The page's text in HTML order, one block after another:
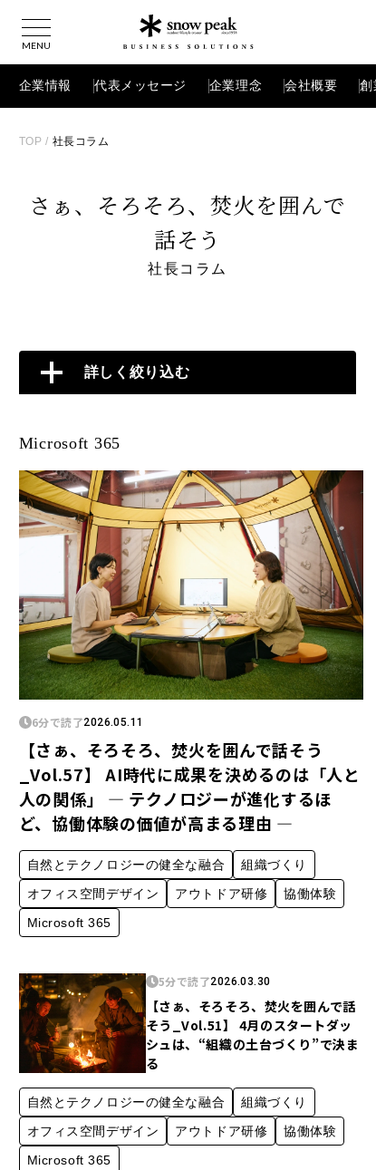
企業情報 代表メッセージ 企業理念 会社概要 創
TOP / 社長コラム
さぁ、そろそろ、焚火を囲んで
話そう
社長コラム
詳しく絞り込む
Microsoft 365
6分で読了2026.05.11
【さぁ、そろそろ、焚火を囲んで話そう
_Vol.57】 AI時代に成果を決めるのは「人と
人の関係」 ― テクノロジーが進化するほ
ど、協働体験の価値が高まる理由 ―
自然とテクノロジーの健全な融合
組織づくり
オフィス空間デザイン
アウトドア研修
協働体験
Microsoft 365
5分で読了2026.03.30
【さぁ、そろそろ、焚火を囲んで話
そう_Vol.51】 4月のスタートダッ
シュは、“組織の土台づくり”で決ま
る
自然とテクノロジーの健全な融合
組織づくり
オフィス空間デザイン
アウトドア研修
協働体験
Microsoft 365